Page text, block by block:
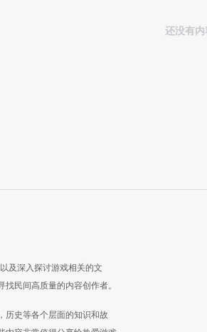
还没有
及深入探讨游戏相关的文
民间高质量的内容创作者。
历史等各个层面的知识和故